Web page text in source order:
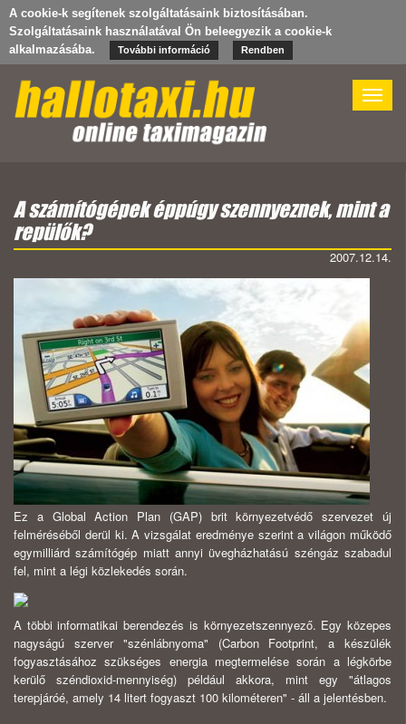
A cookie-k segítenek szolgáltatásaink biztosításában.
Szolgáltatásaink használatával Ön beleegyezik a cookie-k
alkalmazásába.
További információ Rendben
Toggle
A számítógépek éppúgy szennyeznek, mint a
repülők?
2007.12.14.
Ez a Global Action Plan (GAP) brit környezetvédő szervezet új
felméréséből derül ki. A vizsgálat eredménye szerint a világon működő
egymilliárd számítógép miatt annyi üvegházhatású széngáz szabadul
fel, mint a légi közlekedés során.
A többi informatikai berendezés is környezetszennyező. Egy közepes
nagyságú szerver "szénlábnyoma" (Carbon Footprint, a készülék
fogyasztásához szükséges energia megtermelése során a légkörbe
kerülő széndioxid-mennyiség) például akkora, mint egy "átlagos
terepjáróé, amely 14 litert fogyaszt 100 kilométeren" - áll a jelentésben.